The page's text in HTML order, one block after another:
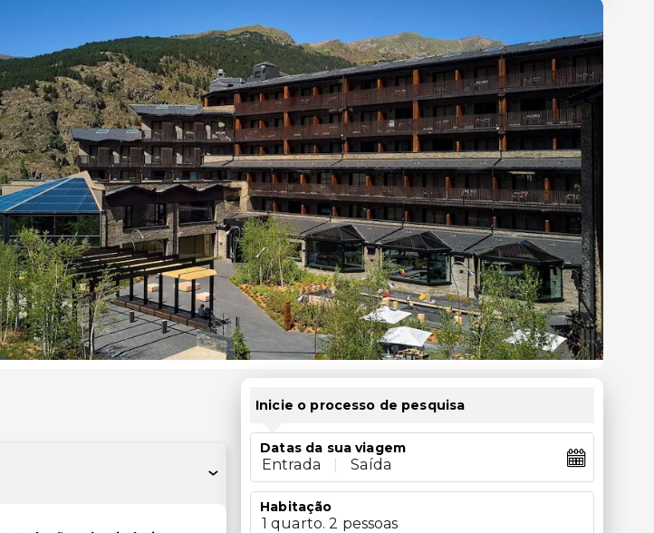
Inicie o processo de pesquisa
Datas da sua viagem
Entrada Saída
Habitação
1 quarto. 2 pessoas